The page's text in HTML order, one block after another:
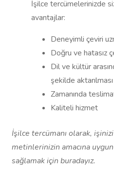
İşilce tercümelerinizde
avantajlar:
Deneyimli çeviri
Doğru ve hatasız
Dil ve kültür
şekilde aktarılması
Zamanında
Kaliteli hizmet
İşilce tercümanı olarak,
metinlerinizin amacına
sağlamak için buradayız.